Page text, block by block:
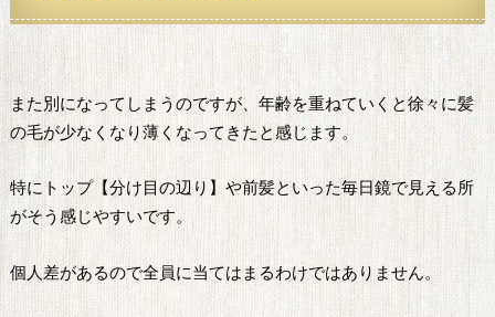
また別になってしまうのですが、年齢を重ねていくと徐々に髪
の毛が少なくなり薄くなってきたと感じます。
特にトップ【分け目の辺り】や前髪といった毎日鏡で見える所
がそう感じやすいです。
個人差があるので全員に当てはまるわけではありません。